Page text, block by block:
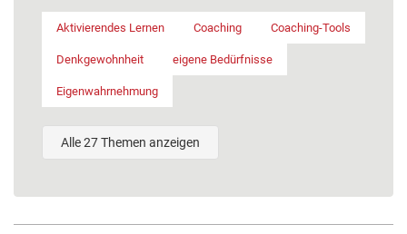
Aktivierendes Lernen Coaching Coaching-Tools
Denkgewohnheit eigene Bedürfnisse
Eigenwahrnehmung
Alle 27 Themen anzeigen